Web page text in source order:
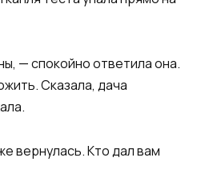
— спокойно ответила она.
Сказала, дача
вернулась. Кто дал вам